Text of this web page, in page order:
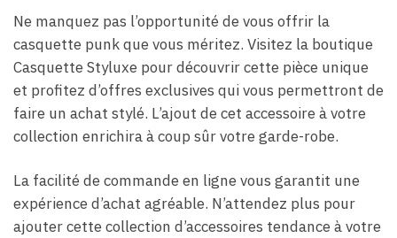
Ne manquez pas l’opportunité de vous offrir la
casquette punk que vous méritez. Visitez la boutique
Casquette Styluxe pour découvrir cette pièce unique
et profitez d’offres exclusives qui vous permettront de
faire un achat stylé. L’ajout de cet accessoire à votre
collection enrichira à coup sûr votre garde-robe.
La facilité de commande en ligne vous garantit une
expérience d’achat agréable. N’attendez plus pour
ajouter cette collection d’accessoires tendance à votre